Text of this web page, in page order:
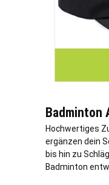
Badminton
Hochwertiges
ergänzen dein
bis hin zu
Badminton